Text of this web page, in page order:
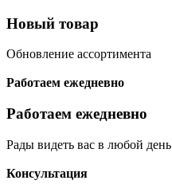
Новый товар
Обновление ассортимента
Работаем ежедневно
Работаем ежедневно
Рады видеть вас в любой день
Консультация